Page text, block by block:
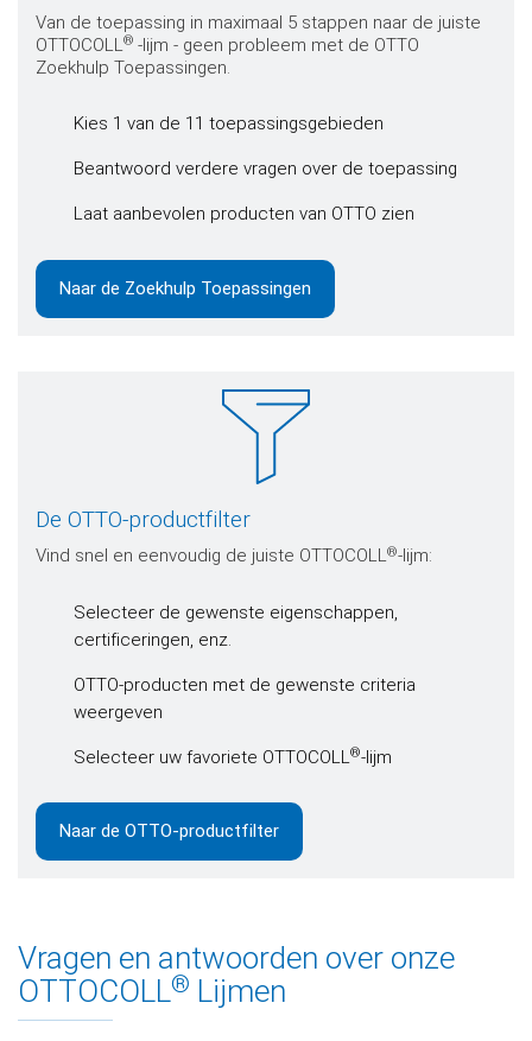
Van de toepassing in maximaal 5 stappen naar de juiste
OTTOCOLL ® -lijm - geen probleem met de OTTO
Zoekhulp Toepassingen.
Kies 1 van de 11 toepassingsgebieden
Beantwoord verdere vragen over de toepassing
Laat aanbevolen producten van OTTO zien
Naar de Zoekhulp Toepassingen
De OTTO-productfilter
Vind snel en eenvoudig de juiste OTTOCOLL®-lijm:
Selecteer de gewenste eigenschappen,
certificeringen, enz.
OTTO-producten met de gewenste criteria
weergeven
Selecteer uw favoriete OTTOCOLL ®-lijm
Naar de OTTO-productfilter
Vragen en antwoorden over onze
OTTOCOLL® Lijmen